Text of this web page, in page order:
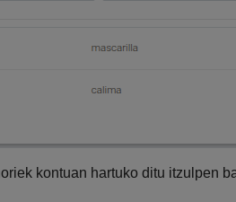
kontuan hartuko ditu itzulpen